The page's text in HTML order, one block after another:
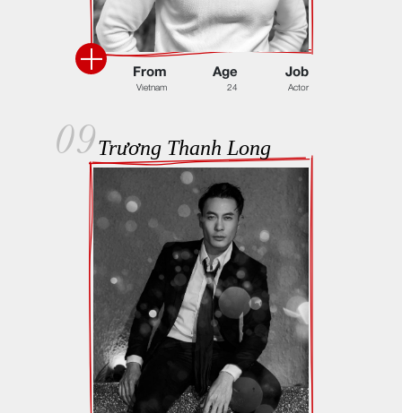
From
Vietnam
Age
24
Job
Actor
09Trương Thanh Long